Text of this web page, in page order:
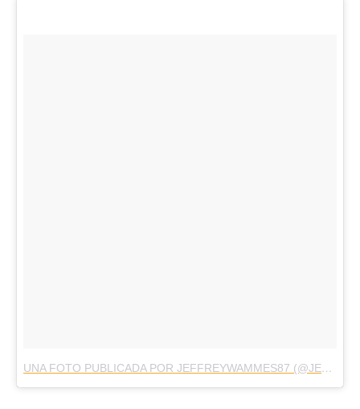
UNA FOTO PUBLICADA POR JEFFREYWAMMES87 (@JEFFREYWAMMES)